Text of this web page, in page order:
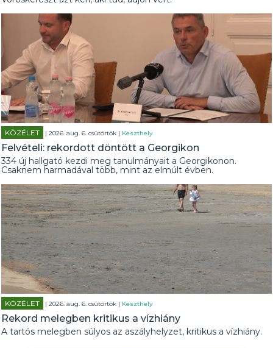
KÖZÉLET | 2026. aug. 6. csütörtök | Keszthely
Felvételi: rekordott döntött a Georgikon
334 új hallgató kezdi meg tanulmányait a Georgikonon.
Csaknem harmadával több, mint az elmúlt évben.
KÖZÉLET | 2026. aug. 6. csütörtök | Keszthely
Rekord melegben kritikus a vízhiány
A tartós melegben súlyos az aszályhelyzet, kritikus a vízhiány.